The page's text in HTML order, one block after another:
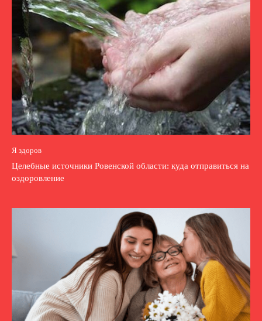
Я здоров
Целебные источники Ровенской области: куда отправиться на
оздоровление